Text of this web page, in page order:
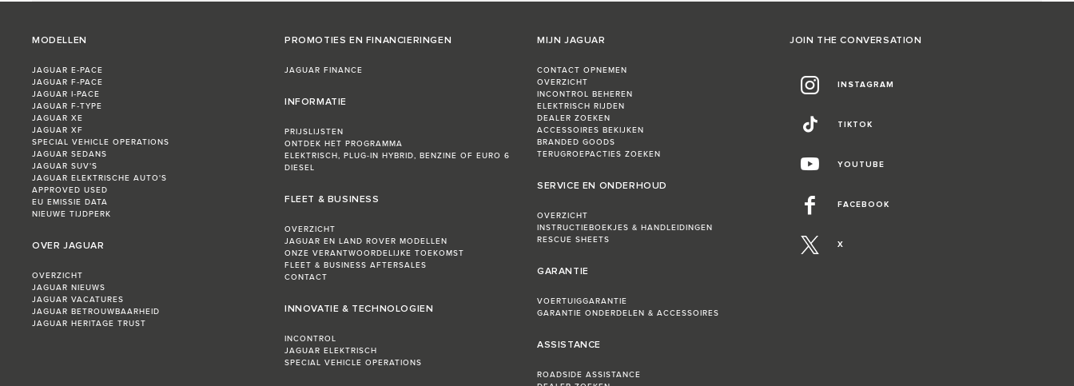
MODELLEN
JAGUAR E‑PACE
JAGUAR F‑PACE
JAGUAR I‑PACE
JAGUAR F‑TYPE
JAGUAR XE
JAGUAR XF
SPECIAL VEHICLE OPERATIONS
JAGUAR SEDANS
JAGUAR SUV'S
JAGUAR ELEKTRISCHE AUTO'S
APPROVED USED
EU EMISSIE DATA
NIEUWE TIJDPERK
OVER JAGUAR
OVERZICHT
JAGUAR NIEUWS
JAGUAR VACATURES
JAGUAR BETROUWBAARHEID
JAGUAR HERITAGE TRUST
PROMOTIES EN FINANCIERINGEN
JAGUAR FINANCE
INFORMATIE
PRIJSLIJSTEN
ONTDEK HET PROGRAMMA
ELEKTRISCH, PLUG-IN HYBRID, BENZINE OF EURO 6
DIESEL
FLEET & BUSINESS
OVERZICHT
JAGUAR EN LAND ROVER MODELLEN
ONZE VERANTWOORDELIJKE TOEKOMST
FLEET & BUSINESS AFTERSALES
CONTACT
INNOVATIE & TECHNOLOGIEN
INCONTROL
JAGUAR ELEKTRISCH
SPECIAL VEHICLE OPERATIONS
MIJN JAGUAR
CONTACT OPNEMEN
OVERZICHT
INCONTROL BEHEREN
ELEKTRISCH RIJDEN
DEALER ZOEKEN
ACCESSOIRES BEKIJKEN
BRANDED GOODS
TERUGROEPACTIES ZOEKEN
SERVICE EN ONDERHOUD
OVERZICHT
INSTRUCTIEBOEKJES & HANDLEIDINGEN
RESCUE SHEETS
GARANTIE
VOERTUIGGARANTIE
GARANTIE ONDERDELEN & ACCESSOIRES
ASSISTANCE
ROADSIDE ASSISTANCE
JOIN THE CONVERSATION
INSTAGRAM
TIKTOK
YOUTUBE
FACEBOOK
X